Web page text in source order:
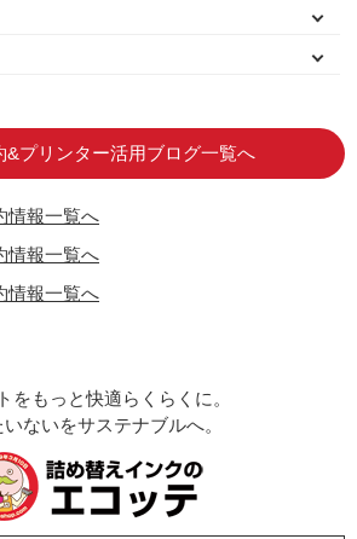
リッジ
リッジ
ジ
&プリンター活用ブログ一覧へ
情報一覧へ
情報一覧へ
情報一覧へ
をもっと快適らくらくに。
いないをサステナブルへ。